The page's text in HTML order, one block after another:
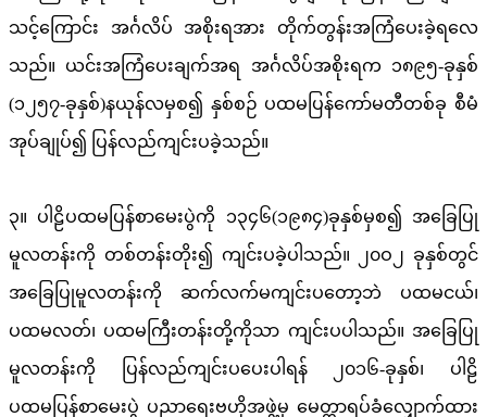
သင့်ကြောင်း အင်္ဂလိပ် အစိုးရအား တိုက်တွန်းအကြံပေးခဲ့ရလေ
သည်။ ယင်းအကြံပေးချက်အရ အင်္ဂလိပ်အစိုးရက ၁၈၉၅-ခုနှစ်
(၁၂၅၇-ခုနှစ်)နယုန်လမှစ၍ နှစ်စဉ် ပထမပြန်ကော်မတီတစ်ခု စီမံ
အုပ်ချုပ်၍ ပြန်လည်ကျင်းပခဲ့သည်။
၃။ ပါဠိပထမပြန်စာမေးပွဲကို ၁၃၄၆(၁၉၈၄)ခုနှစ်မှစ၍ အခြေပြု
မူလတန်းကို တစ်တန်းတိုး၍ ကျင်းပခဲ့ပါသည်။ ၂၀ဝ၂ ခုနှစ်တွင်
အခြေပြုမူလတန်းကို ဆက်လက်မကျင်းပတော့ဘဲ ပထမငယ်၊
ပထမလတ်၊ ပထမကြီးတန်းတို့ကိုသာ ကျင်းပပါသည်။ အခြေပြု
မူလတန်းကို ပြန်လည်ကျင်းပပေးပါရန် ၂၀၁၆-ခုနှစ်၊ ပါဠိ
ပထမပြန်စာမေးပွဲ ပညာရေးဗဟိုအဖွဲ့မှ မေတ္တာရပ်ခံလျှောက်ထား